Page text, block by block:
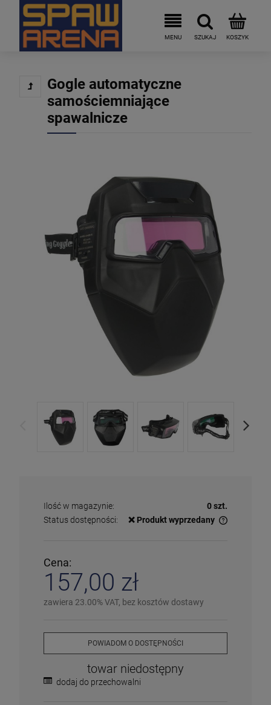
Gogle automatyczne
samościemniające
spawalnicze
Ilość w magazynie:
0 szt.
Status dostępności:
❌ Produkt wyprzedany
Wyprzedany
Na zamówienie – w ciągu 2-5 dni
Wycofany– produkt wycofany z oferty
Więcej informacji na temat statusów dostępności
Cena:
157,00 zł
zawiera 23.00% VAT, bez kosztów dostawy
POWIADOM O DOSTĘPNOŚCI
towar niedostępny
dodaj do przechowalni